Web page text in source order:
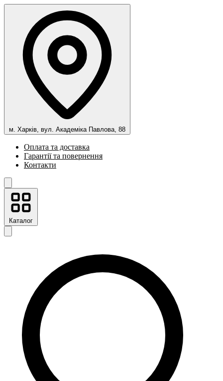
м. Харків, вул. Академіка Павлова, 88
Оплата та доставка
Гарантії та повернення
Контакти
Каталог